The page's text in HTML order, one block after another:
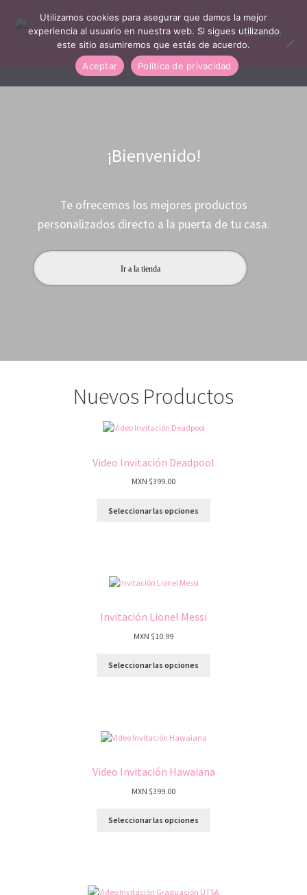
Saltar
Ir
Menú
Iniciar Sesión / Regístrate
¡Bienvenido!
Te ofrecemos los mejores productos
personalizados directo a la puerta de tu casa.
Ir a la tienda
Nuevos Productos
Video Invitación Deadpool
MXN $399.00
Seleccionar las opciones
Invitación Lionel Messi
MXN $10.99
Seleccionar las opciones
Video Invitación Hawaiana
MXN $399.00
Seleccionar las opciones
Utilizamos cookies para asegurar que damos la mejor
experiencia al usuario en nuestra web. Si sigues utilizando
este sitio asumiremos que estás de acuerdo.
Aceptar
Política de privacidad